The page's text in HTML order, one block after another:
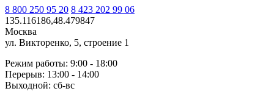
8 800 250 95 20 8 423 202 99 06
135.116186,48.479847
Москва
ул. Викторенко, 5, строение 1
Режим работы: 9:00 - 18:00
Перерыв: 13:00 - 14:00
Выходной: сб-вс